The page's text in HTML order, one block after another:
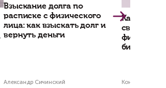
и партнеры» Сичинский.
механизмов (повышенные
права потребителей,
на котором банк должен